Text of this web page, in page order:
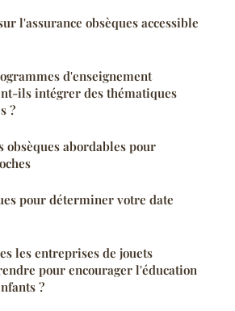
l'assurance obsèques accessible
d'enseignement
ils intégrer des thématiques
?
obsèques abordables pour
pour déterminer votre date
les entreprises de jouets
pour encourager l'éducation
?